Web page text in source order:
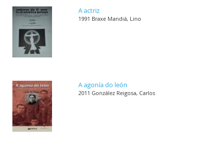
A actriz
1991 Braxe Mandiá, Lino
A agonía do león
2011 González Reigosa, Carlos